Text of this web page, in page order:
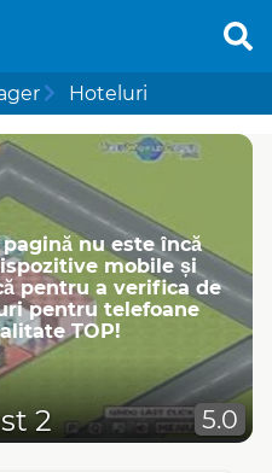
Hoteluri
nu este încă
mobile și
pentru a verifica de
pentru telefoane
TOP!
2 5.0